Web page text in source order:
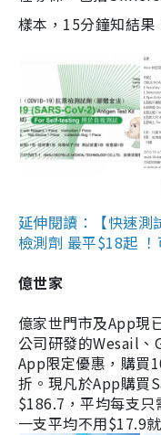
樣本，15分鐘知結果
延伸閱讀：【快速測
檢測劑 最平$18起
億世家
億家世門市及App現
公司研發的Wesail
App限定優惠，購買
折。現凡於App購買
$186.7，平均每支
一支平均不用$17.9